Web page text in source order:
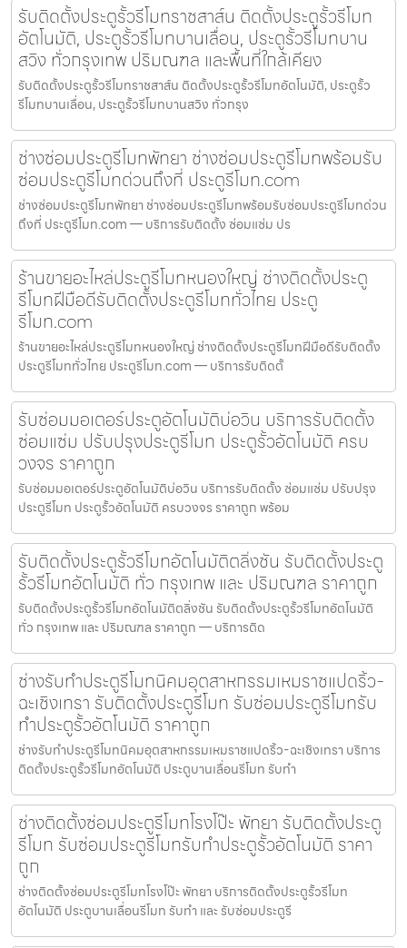
รับติดตั้งประตูรั้วรีโมทราชสาส์น ติดตั้งประตูรั้วรีโมท
อัตโนมัติ, ประตูรั้วรีโมทบานเลื่อน, ประตูรั้วรีโมทบาน
สวิง ทั่วกรุงเทพ ปริมณฑล และพื้นที่ใกล้เคียง
รับติดตั้งประตูรั้วรีโมทราชสาส์น ติดตั้งประตูรั้วรีโมทอัตโนมัติ, ประตูรั้ว
รีโมทบานเลื่อน, ประตูรั้วรีโมทบานสวิง ทั่วกรุง
ช่างซ่อมประตูรีโมทพัทยา ช่างซ่อมประตูรีโมทพร้อมรับ
ซ่อมประตูรีโมทด่วนถึงที่ ประตูรีโมท.com
ช่างซ่อมประตูรีโมทพัทยา ช่างซ่อมประตูรีโมทพร้อมรับซ่อมประตูรีโมทด่วน
ถึงที่ ประตูรีโมท.com — บริการรับติดตั้ง ซ่อมแซ่ม ปร
ร้านขายอะไหล่ประตูรีโมทหนองใหญ่ ช่างติดตั้งประตู
รีโมทฝีมือดีรับติดตั้งประตูรีโมททั่วไทย ประตู
รีโมท.com
ร้านขายอะไหล่ประตูรีโมทหนองใหญ่ ช่างติดตั้งประตูรีโมทฝีมือดีรับติดตั้ง
ประตูรีโมททั่วไทย ประตูรีโมท.com — บริการรับติดตั้
รับซ่อมมอเตอร์ประตูอัตโนมัติบ่อวิน บริการรับติดตั้ง
ซ่อมแซ่ม ปรับปรุงประตูรีโมท ประตูรั้วอัตโนมัติ ครบ
วงจร ราคาถูก
รับซ่อมมอเตอร์ประตูอัตโนมัติบ่อวิน บริการรับติดตั้ง ซ่อมแซ่ม ปรับปรุง
ประตูรีโมท ประตูรั้วอัตโนมัติ ครบวงจร ราคาถูก พร้อม
รับติดตั้งประตูรั้วรีโมทอัตโนมัติตลิ่งชัน รับติดตั้งประตู
รั้วรีโมทอัตโนมัติ ทั่ว กรุงเทพ และ ปริมณฑล ราคาถูก
รับติดตั้งประตูรั้วรีโมทอัตโนมัติตลิ่งชัน รับติดตั้งประตูรั้วรีโมทอัตโนมัติ
ทั่ว กรุงเทพ และ ปริมณฑล ราคาถูก — บริการติด
ช่างรับทำประตูรีโมทนิคมอุตสาหกรรมเหมราชแปดริ้ว-
ฉะเชิงเทรา รับติดตั้งประตูรีโมท รับซ่อมประตูรีโมทรับ
ทำประตูรั้วอัตโนมัติ ราคาถูก
ช่างรับทำประตูรีโมทนิคมอุตสาหกรรมเหมราชแปดริ้ว-ฉะเชิงเทรา บริการ
ติดตั้งประตูรั้วรีโมทอัตโนมัติ ประตูบานเลื่อนรีโมท รับทำ
ช่างติดตั้งซ่อมประตูรีโมทโรงโป๊ะ พัทยา รับติดตั้งประตู
รีโมท รับซ่อมประตูรีโมทรับทำประตูรั้วอัตโนมัติ ราคา
ถูก
ช่างติดตั้งซ่อมประตูรีโมทโรงโป๊ะ พัทยา บริการติดตั้งประตูรั้วรีโมท
อัตโนมัติ ประตูบานเลื่อนรีโมท รับทำ และ รับซ่อมประตูรี